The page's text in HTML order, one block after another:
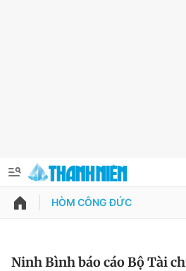
QUẢNG CÁO
Thông tin tài khoản
HÒM CÔNG ĐỨC
Ninh Bình báo cáo Bộ Tài